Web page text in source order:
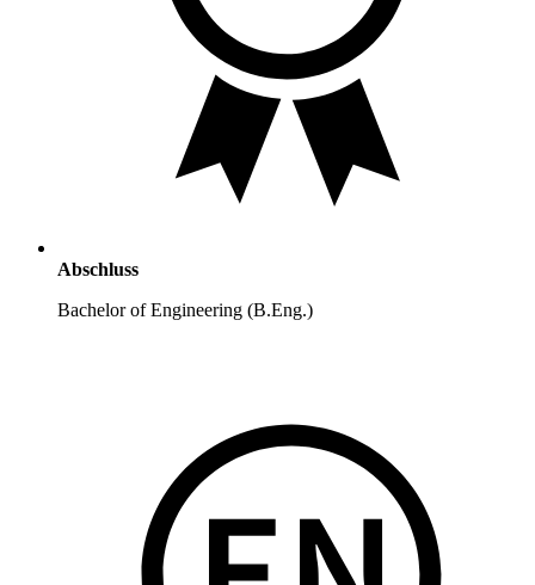
Abschluss
Bachelor of Engineering (B.Eng.)